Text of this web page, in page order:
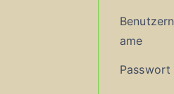
Benutzern
ame
Passwort